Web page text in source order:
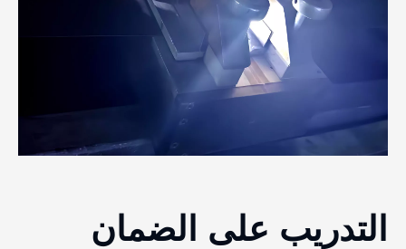
التدريب على الضمان